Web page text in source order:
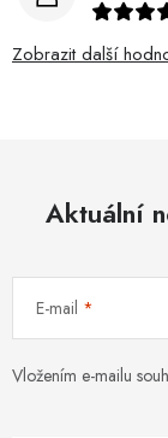
Zobrazit další
Aktuální
E-mail
Vložením e-mailu